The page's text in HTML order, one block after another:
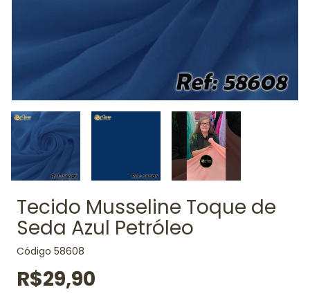
Tecido Musseline Toque de
Seda Azul Petróleo
Código 58608
R$29,90